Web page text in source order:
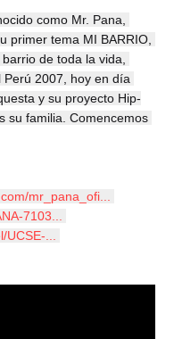
como Mr. Pana,
primer tema MI BARRIO,
de toda la vida,
2007, hoy en día
y su proyecto Hip-
su familia. Comencemos
mr_pana_ofi...
7103...
...